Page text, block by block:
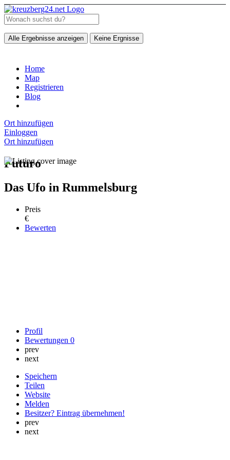
Alle Ergebnisse anzeigen Keine Ergnisse
Home
Map
Registrieren
Blog
Ort hinzufügen
Einloggen
Ort hinzufügen
Futuro
Das Ufo in Rummelsburg
Preis
€
Bewerten
Profil
Bewertungen 0
prev
next
Speichern
Teilen
Website
Melden
Besitzer? Eintrag übernehmen!
prev
next